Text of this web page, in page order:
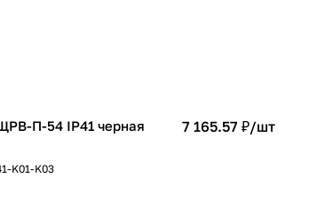
П-54 IP41 черная
K01-K03
7 165.57 ₽/шт